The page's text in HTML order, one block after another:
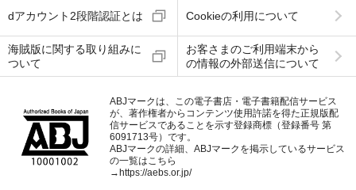
dアカウント2段階認証とは Cookieの利用について
海賊版に関する取り組みに
ついて
お客さまのご利用端末から
の情報の外部送信について
ABJマークは、この電子書店・電子書籍配信サービス
が、著作権者からコンテンツ使用許諾を得た正規版配
信サービスであることを示す登録商標（登録番号 第
6091713号）です。
ABJマークの詳細、ABJマークを掲示しているサービス
の一覧はこちら
→ https://aebs.or.jp/